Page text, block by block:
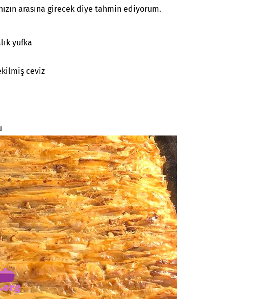
arasına girecek diye tahmin ediyorum.
yufka
ceviz